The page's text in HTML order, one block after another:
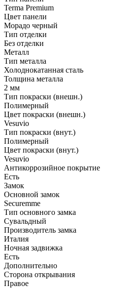
Terma Premium
Цвет панели
Морадо черный
Тип отделки
Без отделки
Металл
Тип металла
Холоднокатанная сталь
Толщина металла
2 мм
Тип покраски (внешн.)
Полимерный
Цвет покраски (внешн.)
Vesuvio
Тип покраски (внут.)
Полимерный
Цвет покраски (внут.)
Vesuvio
Антикоррозийное покрытие
Есть
Замок
Основной замок
Securemme
Тип основного замка
Сувальдный
Производитель замка
Италия
Ночная задвижка
Есть
Дополнительно
Сторона открывания
Правое